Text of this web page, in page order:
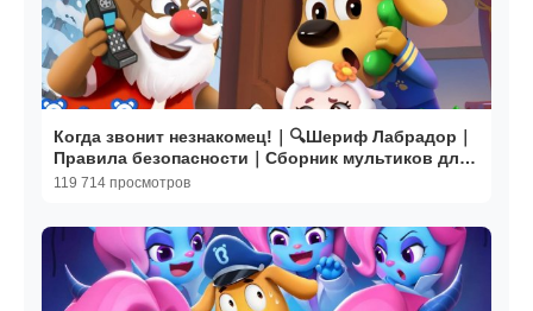
Когда звонит незнакомец!｜🔍Шериф Лабрадор｜
Правила безопасности｜Сборник мультиков для
детей｜BabyBus
119 714 просмотров